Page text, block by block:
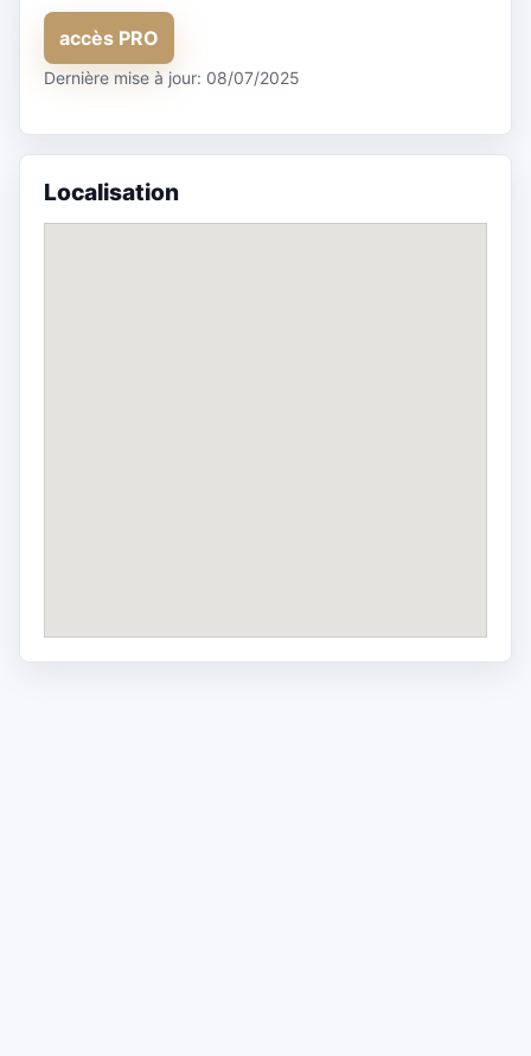
accès PRO
Dernière mise à jour: 08/07/2025
Localisation